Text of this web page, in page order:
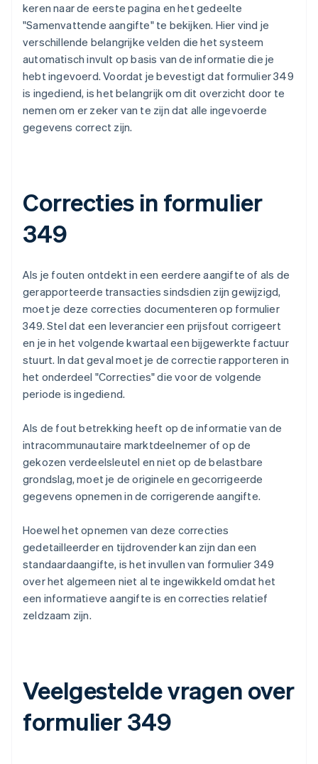
keren naar de eerste pagina en het gedeelte
"Samenvattende aangifte" te bekijken. Hier vind je
verschillende belangrijke velden die het systeem
automatisch invult op basis van de informatie die je
hebt ingevoerd. Voordat je bevestigt dat formulier 349
is ingediend, is het belangrijk om dit overzicht door te
nemen om er zeker van te zijn dat alle ingevoerde
gegevens correct zijn.
Correcties in formulier
349
Als je fouten ontdekt in een eerdere aangifte of als de
gerapporteerde transacties sindsdien zijn gewijzigd,
moet je deze correcties documenteren op formulier
349. Stel dat een leverancier een prijsfout corrigeert
en je in het volgende kwartaal een bijgewerkte factuur
stuurt. In dat geval moet je de correctie rapporteren in
het onderdeel "Correcties" die voor de volgende
periode is ingediend.
Als de fout betrekking heeft op de informatie van de
intracommunautaire marktdeelnemer of op de
gekozen verdeelsleutel en niet op de belastbare
grondslag, moet je de originele en gecorrigeerde
gegevens opnemen in de corrigerende aangifte.
Hoewel het opnemen van deze correcties
gedetailleerder en tijdrovender kan zijn dan een
standaardaangifte, is het invullen van formulier 349
over het algemeen niet al te ingewikkeld omdat het
een informatieve aangifte is en correcties relatief
zeldzaam zijn.
Veelgestelde vragen over
formulier 349